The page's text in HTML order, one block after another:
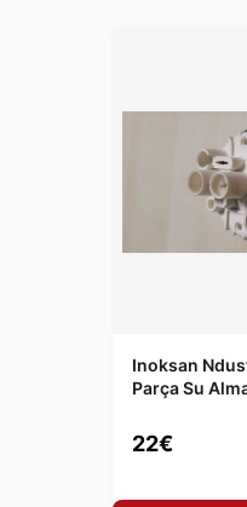
Inoksan
Parça Su
22€